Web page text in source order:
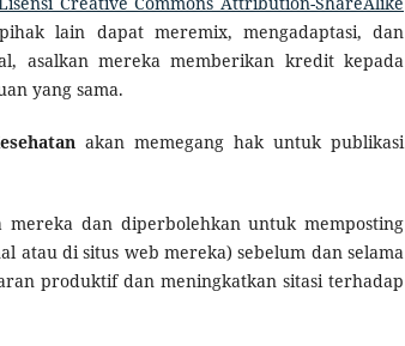
lain dapat meremix, mengadaptasi, dan
asalkan mereka memberikan kredit kepada
yang sama.
akan memegang hak untuk publikasi
dan diperbolehkan untuk memposting
atau di situs web mereka) sebelum dan selama
produktif dan meningkatkan sitasi terhadap